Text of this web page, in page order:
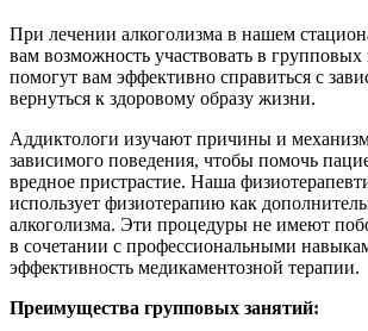
При лечении алкоголизма в нашем
вам возможность участвовать в групповых
помогут вам эффективно справиться с
вернуться к здоровому образу жизни.
Аддиктологи изучают причины и
зависимого поведения, чтобы помочь
вредное пристрастие. Наша
использует физиотерапию как
алкоголизма. Эти процедуры не имеют
в сочетании с профессиональными
эффективность медикаментозной терапии.
Преимущества групповых занятий: